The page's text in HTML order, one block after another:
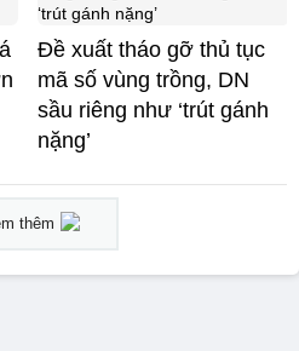
Đề xuất tháo gỡ thủ tục
mã số vùng trồng, DN
sầu riêng như ‘trút gánh
nặng’
thêm